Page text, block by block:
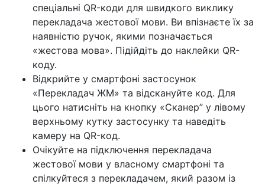
спеціальні QR-коди для швидкого виклику
перекладача жестової мови. Ви впізнаєте їх за
наявністю ручок, якими позначається
«жестова мова». Підійдіть до наклейки QR-
коду.
Відкрийте у смартфоні застосунок
«Перекладач ЖМ» та відскануйте код. Для
цього натисніть на кнопку «Сканер” у лівому
верхньому кутку застосунку та наведіть
камеру на QR-код.
Очікуйте на підключення перекладача
жестової мови у власному смартфоні та
спілкуйтеся з перекладачем, який разом із